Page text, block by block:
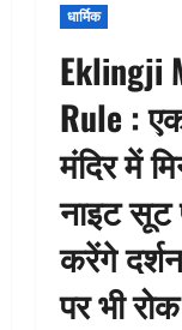
धार्मिक
Eklingji
Rule :
मंदिर में
नाइट सूट
करेंगे
पर भी रोक